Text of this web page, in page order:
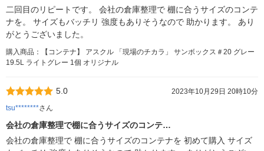
二回目のリピートです。 会社の倉庫整理で 棚に合うサイズのコンテ
ナを。 サイズもバッチリ 強度もありそうなので 助かります。 あり
がとうございました。
購入商品：【コンテナ】 アスクル 「現場のチカラ」 サンボックス＃20 グレー
19.5L ライトグレー 1個 オリジナル
5.0
2023年10月29日 20時10分
tsu********さん
会社の倉庫整理で棚に合うサイズのコンテ…
会社の倉庫整理で 棚に合うサイズのコンテナを 初めて購入 サイズ